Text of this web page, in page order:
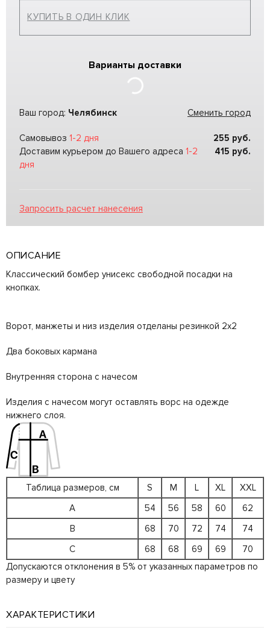
КУПИТЬ В ОДИН КЛИК
Варианты доставки
Ваш город: Челябинск Сменить город
Самовывоз 1-2 дня 255 руб.
Доставим курьером до Вашего адреса 1-2
дня
415 руб.
Запросить расчет нанесения
ОПИСАНИЕ
Классический бомбер унисекс свободной посадки на
кнопках.
Ворот, манжеты и низ изделия отделаны резинкой 2х2
Два боковых кармана
Внутренняя сторона с начесом
Изделия с начесом могут оставлять ворс на одежде
нижнего слоя.
Таблица размеров, см S M L XL
XXL
A
54 56 58 60
62
B
68 70 72 74
74
C
68 68 69 69
70
Допускаются отклонения в 5% от указанных параметров по
размеру и цвету
ХАРАКТЕРИСТИКИ